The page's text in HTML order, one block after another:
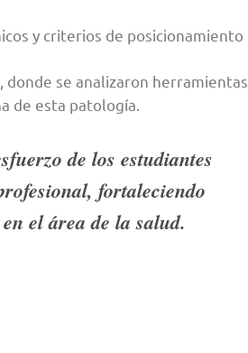
y criterios de posicionamiento
, donde se analizaron herramientas
de esta patología.
de los estudiantes
fortaleciendo
el área de la salud.